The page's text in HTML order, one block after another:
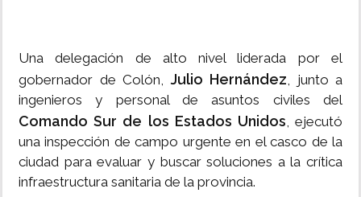
Una delegación de alto nivel liderada por el
gobernador de Colón, Julio Hernández, junto a
ingenieros y personal de asuntos civiles del
Comando Sur de los Estados Unidos, ejecutó
una inspección de campo urgente en el casco de la
ciudad para evaluar y buscar soluciones a la crítica
infraestructura sanitaria de la provincia.